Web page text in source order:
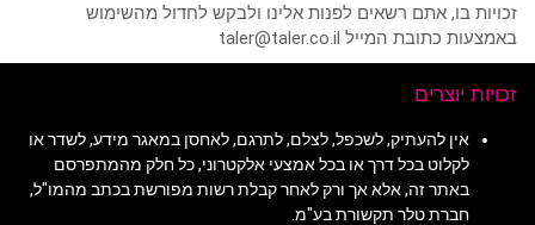
זכויות בו, אתם רשאים לפנות אלינו ולבקש לחדול מהשימוש
באמצעות כתובת המייל taler@taler.co.il
זכויות יוצרים
אין להעתיק, לשכפל, לצלם, לתרגם, לאחסן במאגר מידע, לשדר או
לקלוט בכל דרך או בכל אמצעי אלקטרוני, כל חלק מהמתפרסם
באתר זה, אלא אך ורק לאחר קבלת רשות מפורשת בכתב מהמו"ל,
חברת טלר תקשורת בע"מ.